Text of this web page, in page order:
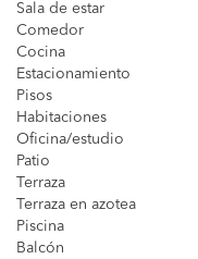
Sala de estar
Comedor
Cocina
Estacionamiento
Pisos
Habitaciones
Oficina/estudio
Patio
Terraza
Terraza en azotea
Piscina
Balcón